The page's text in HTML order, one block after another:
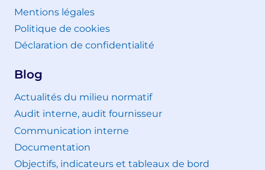
Mentions légales
Politique de cookies
Déclaration de confidentialité
Blog
Actualités du milieu normatif
Audit interne, audit fournisseur
Communication interne
Documentation
Objectifs, indicateurs et tableaux de bord